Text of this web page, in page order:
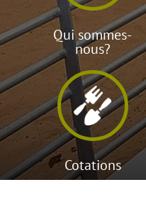
Qui sommes-
nous?
Cotations